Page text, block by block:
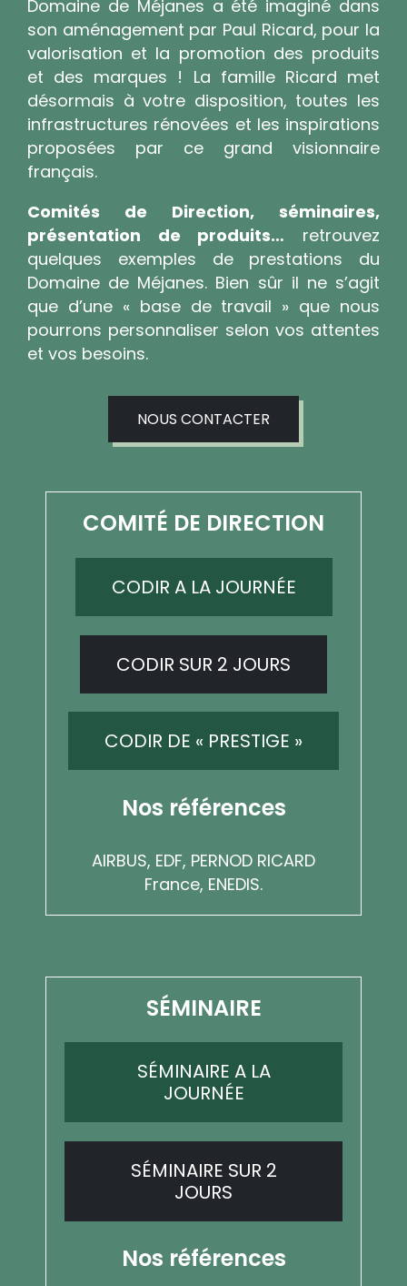
Domaine de Méjanes a été imaginé dans
son aménagement par Paul Ricard, pour la
valorisation et la promotion des produits
et des marques ! La famille Ricard met
désormais à votre disposition, toutes les
infrastructures rénovées et les inspirations
proposées par ce grand visionnaire
français.
Comités de Direction, séminaires,
présentation de produits… retrouvez
quelques exemples de prestations du
Domaine de Méjanes. Bien sûr il ne s’agit
que d’une « base de travail » que nous
pourrons personnaliser selon vos attentes
et vos besoins.
NOUS CONTACTER
COMITÉ DE DIRECTION
CODIR A LA JOURNÉE
CODIR SUR 2 JOURS
CODIR DE « PRESTIGE »
Nos références
AIRBUS, EDF, PERNOD RICARD
France, ENEDIS.
SÉMINAIRE
SÉMINAIRE A LA
JOURNÉE
SÉMINAIRE SUR 2
JOURS
Nos références